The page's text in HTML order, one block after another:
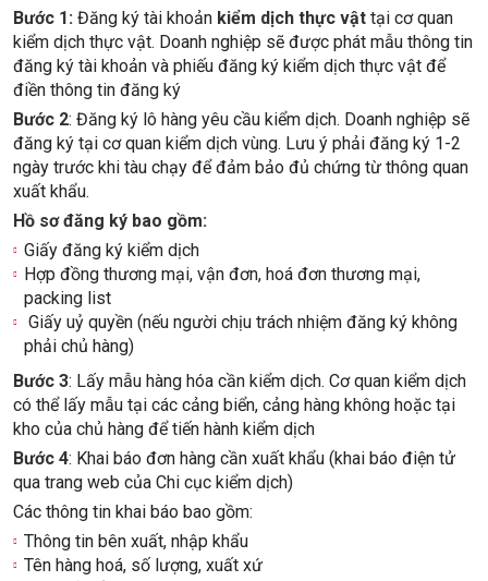
Bước 1: Đăng ký tài khoản kiểm dịch thực vật tại cơ quan
kiểm dịch thực vật. Doanh nghiệp sẽ được phát mẫu thông tin
đăng ký tài khoản và phiếu đăng ký kiểm dịch thực vật để
điền thông tin đăng ký
Bước 2: Đăng ký lô hàng yêu cầu kiểm dịch. Doanh nghiệp sẽ
đăng ký tại cơ quan kiểm dịch vùng. Lưu ý phải đăng ký 1-2
ngày trước khi tàu chạy để đảm bảo đủ chứng từ thông quan
xuất khẩu.
Hồ sơ đăng ký bao gồm:
Giấy đăng ký kiểm dịch
Hợp đồng thương mại, vận đơn, hoá đơn thương mại,
packing list
Giấy uỷ quyền (nếu người chịu trách nhiệm đăng ký không
phải chủ hàng)
Bước 3: Lấy mẫu hàng hóa cần kiểm dịch. Cơ quan kiểm dịch
có thể lấy mẫu tại các cảng biển, cảng hàng không hoặc tại
kho của chủ hàng để tiến hành kiểm dịch
Bước 4: Khai báo đơn hàng cần xuất khẩu (khai báo điện tử
qua trang web của Chi cục kiểm dịch)
Các thông tin khai báo bao gồm:
Thông tin bên xuất, nhập khẩu
Tên hàng hoá, số lượng, xuất xứ